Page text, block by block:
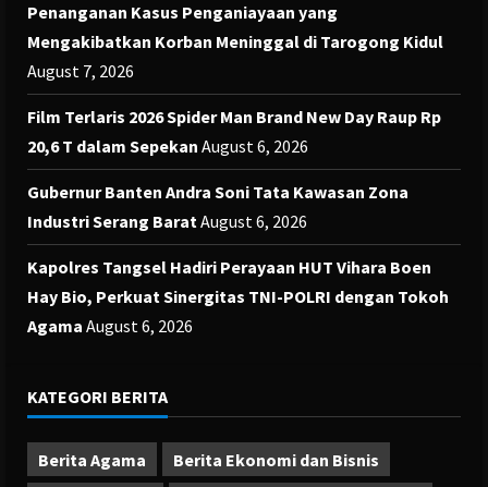
Penanganan Kasus Penganiayaan yang
Mengakibatkan Korban Meninggal di Tarogong Kidul
August 7, 2026
Film Terlaris 2026 Spider Man Brand New Day Raup Rp
20,6 T dalam Sepekan August 6, 2026
Gubernur Banten Andra Soni Tata Kawasan Zona
Industri Serang BaratAugust 6, 2026
Kapolres Tangsel Hadiri Perayaan HUT Vihara Boen
Hay Bio, Perkuat Sinergitas TNI-POLRI dengan Tokoh
Agama August 6, 2026
KATEGORI BERITA
Berita Agama
Berita Ekonomi dan Bisnis